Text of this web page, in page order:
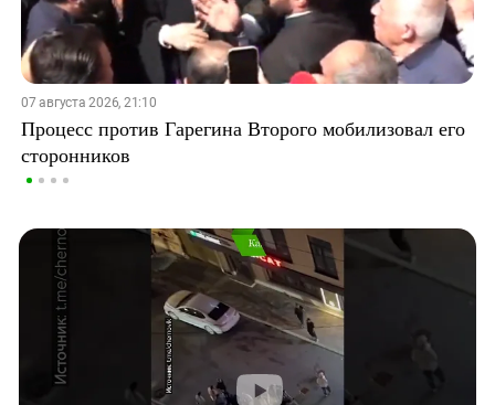
07 августа 2026, 21:10
Процесс против Гарегина Второго мобилизовал его
сторонников